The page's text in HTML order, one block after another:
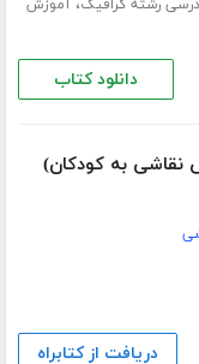
رشته گرافیک، آموزش
دانلود کتاب
نقاشی به کودکان)
دریافت از کتابراه